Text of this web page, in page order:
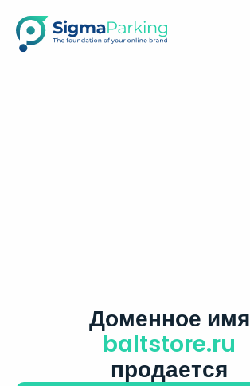
Доменное имя
baltstore.ru
продается